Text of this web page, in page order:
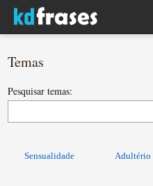
Temas
Pesquisar temas:
Sensualidade Adultério